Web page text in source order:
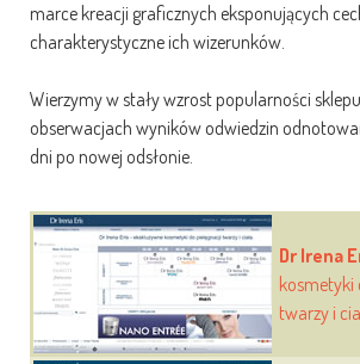
marce kreacji graficznych eksponujących
charakterystyczne ich wizerunków.
Wierzymy w stały wzrost popularności
obserwacjach wyników odwiedzin
dni po nowej odsłonie.
Dr Irena
kosmetyki
twarzy i